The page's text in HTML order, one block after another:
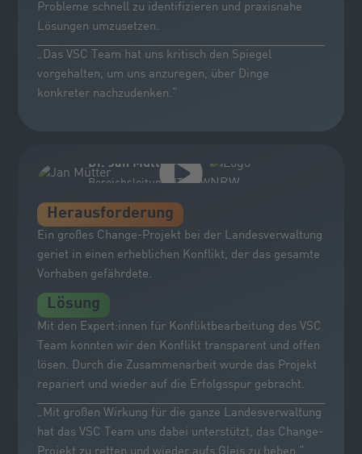
Probleme schnell zu identifizieren und praxisnahe
Lösungen umzusetzen.
„Das VSC Team hat uns kritisch den Spiegel
vorgehalten, um uns anzuregen, über Dinge
konkreter nachzudenken.“
Dr. Jan Mütter
Bereichsleitung, IT.NRW
Herausforderung
Ein großes Change-Projekt bei der Landesverwaltung
geriet in einen erheblichen Konflikt, der das gesamte
Vorhaben gefährdete.
Lösung
Mit den Expert:innen für Konfliktbearbeitung des VSC
Team konnten wir den Konflikt transparent und offen
lösen. Durch die Zusammenarbeit wurde das Projekt
repariert und wieder auf die Erfolgsspur gebracht.
„Mit großen Wirkung für die ganze Landesverwaltung
hat das VSC Team uns dabei unterstützt, das Change-